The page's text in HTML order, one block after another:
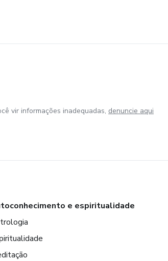
vir informações inadequadas, denuncie aqui
e espiritualidade